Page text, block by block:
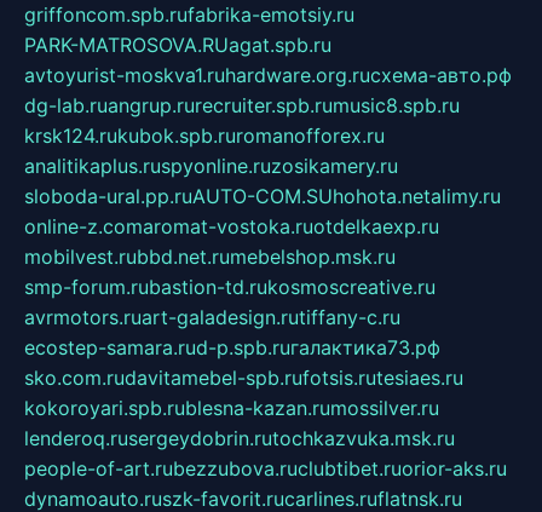
griffoncom.spb.rufabrika-emotsiy.ru
PARK-MATROSOVA.RUagat.spb.ru
avtoyurist-moskva1.ruhardware.org.ruсхема-авто.рф
dg-lab.ruangrup.rurecruiter.spb.rumusic8.spb.ru
krsk124.rukubok.spb.ruromanofforex.ru
analitikaplus.ruspyonline.ruzosikamery.ru
sloboda-ural.pp.ruAUTO-COM.SUhohota.netalimy.ru
online-z.comaromat-vostoka.ruotdelkaexp.ru
mobilvest.rubbd.net.rumebelshop.msk.ru
smp-forum.rubastion-td.rukosmoscreative.ru
avrmotors.ruart-galadesign.rutiffany-c.ru
ecostep-samara.rud-p.spb.ruгалактика73.рф
sko.com.rudavitamebel-spb.rufotsis.rutesiaes.ru
kokoroyari.spb.rublesna-kazan.rumossilver.ru
lenderoq.rusergeydobrin.rutochkazvuka.msk.ru
people-of-art.rubezzubova.ruclubtibet.ruorior-aks.ru
dynamoauto.ruszk-favorit.rucarlines.ruflatnsk.ru